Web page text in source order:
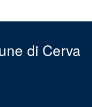
di Cerva